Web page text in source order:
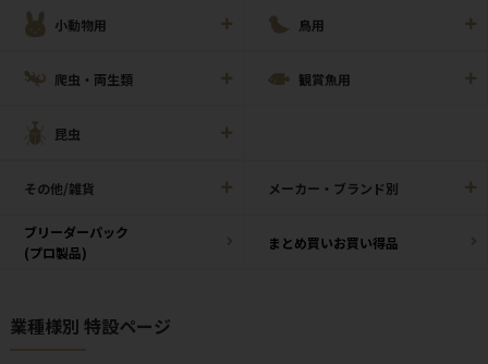
小動物用 鳥用
爬虫・両生類 観賞魚用
昆虫
その他/雑貨 メーカー・ブランド別
ブリーダーパック
(プロ製品)
まとめ買いお買い得品
業種様別 特設ページ